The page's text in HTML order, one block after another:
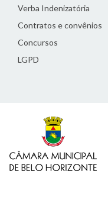
Verba Indenizatória
Contratos e convênios
Concursos
LGPD